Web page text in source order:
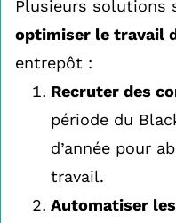
Plusieurs solutions
optimiser le travail
entrepôt :
Recruter des
période du
d’année pour
travail.
Automatiser